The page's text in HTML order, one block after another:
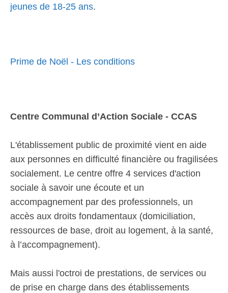
jeunes de 18-25 ans.
Prime de Noël - Les conditions
Centre Communal d’Action Sociale - CCAS
L'établissement public de proximité vient en aide
aux personnes en difficulté financière ou fragilisées
socialement. Le centre offre 4 services d'action
sociale à savoir une écoute et un
accompagnement par des professionnels, un
accès aux droits fondamentaux (domiciliation,
ressources de base, droit au logement, à la santé,
à l’accompagnement).
Mais aussi l'octroi de prestations, de services ou
de prise en charge dans des établissements